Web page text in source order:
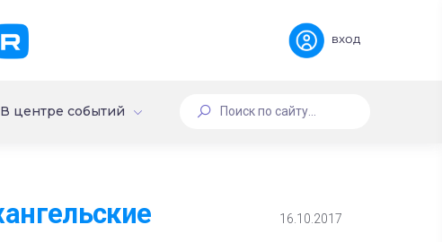
вход
В центре событий
16.10.2017